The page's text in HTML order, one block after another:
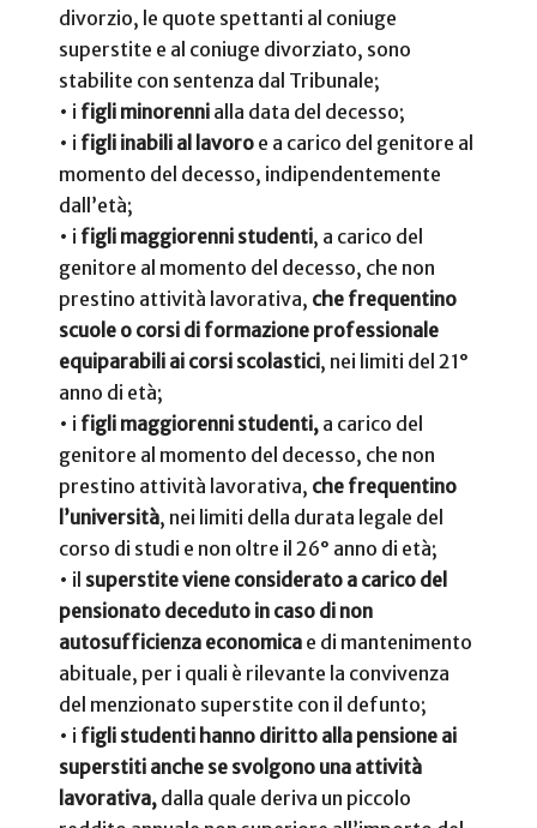
divorzio, le quote spettanti al coniuge
superstite e al coniuge divorziato, sono
stabilite con sentenza dal Tribunale;
• i figli minorenni alla data del decesso;
• i figli inabili al lavoro e a carico del genitore al
momento del decesso, indipendentemente
dall’età;
• i figli maggiorenni studenti, a carico del
genitore al momento del decesso, che non
prestino attività lavorativa, che frequentino
scuole o corsi di formazione professionale
equiparabili ai corsi scolastici, nei limiti del 21°
anno di età;
• i figli maggiorenni studenti, a carico del
genitore al momento del decesso, che non
prestino attività lavorativa, che frequentino
l’università, nei limiti della durata legale del
corso di studi e non oltre il 26° anno di età;
• il superstite viene considerato a carico del
pensionato deceduto in caso di non
autosufficienza economica e di mantenimento
abituale, per i quali è rilevante la convivenza
del menzionato superstite con il defunto;
• i figli studenti hanno diritto alla pensione ai
superstiti anche se svolgono una attività
lavorativa, dalla quale deriva un piccolo